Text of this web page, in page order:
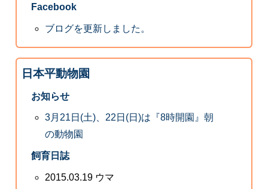
Facebook
ブログを更新しました。
日本平動物園
お知らせ
3月21日(土)、22日(日)は『8時開園』朝
の動物園
飼育日誌
2015.03.19 ウマ